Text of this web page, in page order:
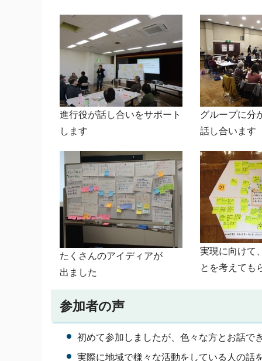
進行役が話し合いをサポート
します
グループに分
話し合います
たくさんのアイディアが
出ました
実現に向けて
とを考えても
参加者の声
初めて参加しましたが、色々な方とお話で
実際に地域で様々な活動をしている人の話